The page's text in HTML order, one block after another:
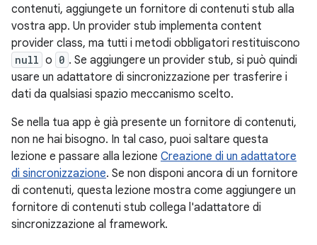
contenuti, aggiungete un fornitore di contenuti stub alla
vostra app. Un provider stub implementa content
provider class, ma tutti i metodi obbligatori restituiscono
null o 0 . Se aggiungere un provider stub, si può quindi
usare un adattatore di sincronizzazione per trasferire i
dati da qualsiasi spazio meccanismo scelto.
Se nella tua app è già presente un fornitore di contenuti,
non ne hai bisogno. In tal caso, puoi saltare questa
lezione e passare alla lezione Creazione di un adattatore
di sincronizzazione. Se non disponi ancora di un fornitore
di contenuti, questa lezione mostra come aggiungere un
fornitore di contenuti stub collega l'adattatore di
sincronizzazione al framework.